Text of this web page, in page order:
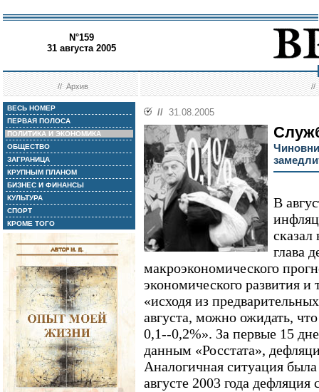
N°159
31 августа 2005
//Архив //
ВЕСЬ НОМЕР
ПЕРВАЯ ПОЛОСА
ПОЛИТИКА И ЭКОНОМИКА
ОБЩЕСТВО
ЗАГРАНИЦА
КРУПНЫМ ПЛАНОМ
БИЗНЕС И ФИНАНСЫ
КУЛЬТУРА
СПОРТ
КРОМЕ ТОГО
// 31.08.2005
В
сказал
глава
макроэкономического
экономического развития
«исходя из
августа, можно ожидать,
0,1--0,2%». За первые 15
данным «Росстата»,
Аналогичная ситуация
августе 2003 года дефляция